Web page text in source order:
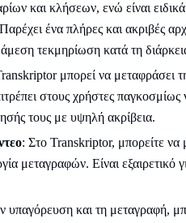
και κλήσεων, ενώ είναι
ένα πλήρες και ακριβές
άμεση τεκμηρίωση κατά τη
μπορεί να μεταφράσει
στους χρήστες παγκοσμίως
τους με υψηλή ακρίβεια.
: Στο Transkriptor, μπορείτε
μεταγραφών. Είναι εξαιρετικό
υπαγόρευση και τη μεταγραφή,